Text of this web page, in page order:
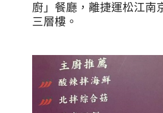
廚」餐廳，離捷運松江南
三層樓。